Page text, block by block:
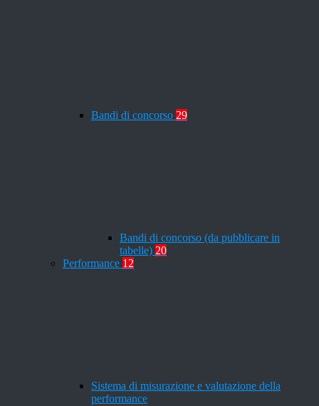
Bandi di concorso 29
Bandi di concorso (da pubblicare in
tabelle) 20
Performance 12
Sistema di misurazione e valutazione della
performance